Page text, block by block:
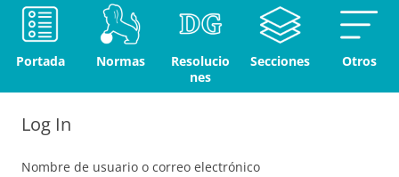
Portada Normas
Resolucio
nes
Secciones Otros
Log In
Nombre de usuario o correo electrónico